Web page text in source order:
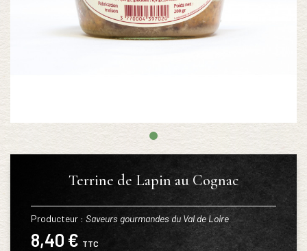
Terrine de Lapin au Cognac
Producteur : Saveurs gourmandes du Val de Loire
8,40 € TTC